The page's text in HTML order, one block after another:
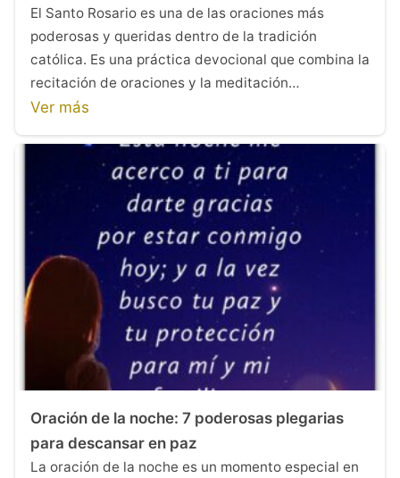
El Santo Rosario es una de las oraciones más
poderosas y queridas dentro de la tradición
católica. Es una práctica devocional que combina la
recitación de oraciones y la meditación…
Ver más
Oración de la noche: 7 poderosas plegarias
para descansar en paz
La oración de la noche es un momento especial en